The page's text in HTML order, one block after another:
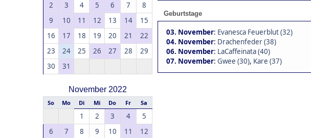
2
3 4 5 6 7
8
9
10 11 12 13 14
15
16
17 18 19 20 21
22
23
24 25 26 27 28
29
30
31
November 2022
So Mo Di Mi Do Fr Sa
1 2 3 4
5
6
7 8 9 10 11
12
Geburtstage
03. November: Evanesca Feuerblut (32)
04. November: Drachenfeder (38)
06. November: LaCaffeinata (40)
07. November: Gwee (30), Kare (37)